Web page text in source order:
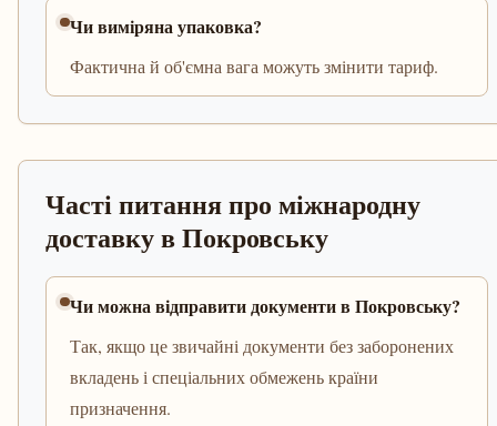
Чи виміряна упаковка?
Фактична й об'ємна вага можуть змінити тариф.
Часті питання про міжнародну
доставку в Покровську
Чи можна відправити документи в Покровську?
Так, якщо це звичайні документи без заборонених
вкладень і спеціальних обмежень країни
призначення.